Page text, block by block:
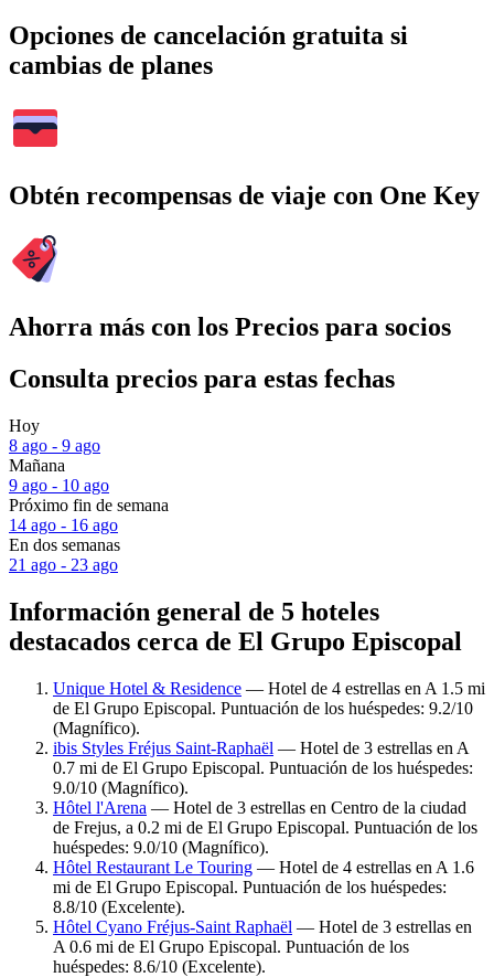
Opciones de cancelación gratuita si
cambias de planes
Obtén recompensas de viaje con One Key
Ahorra más con los Precios para socios
Consulta precios para estas fechas
Hoy
8 ago - 9 ago
Mañana
9 ago - 10 ago
Próximo fin de semana
14 ago - 16 ago
En dos semanas
21 ago - 23 ago
Información general de 5 hoteles
destacados cerca de El Grupo Episcopal
Unique Hotel & Residence — Hotel de 4 estrellas en A 1.5 mi
de El Grupo Episcopal. Puntuación de los huéspedes: 9.2/10
(Magnífico).
ibis Styles Fréjus Saint-Raphaël — Hotel de 3 estrellas en A
0.7 mi de El Grupo Episcopal. Puntuación de los huéspedes:
9.0/10 (Magnífico).
Hôtel l'Arena — Hotel de 3 estrellas en Centro de la ciudad
de Frejus, a 0.2 mi de El Grupo Episcopal. Puntuación de los
huéspedes: 9.0/10 (Magnífico).
Hôtel Restaurant Le Touring — Hotel de 4 estrellas en A 1.6
mi de El Grupo Episcopal. Puntuación de los huéspedes:
8.8/10 (Excelente).
Hôtel Cyano Fréjus-Saint Raphaël — Hotel de 3 estrellas en
A 0.6 mi de El Grupo Episcopal. Puntuación de los
huéspedes: 8.6/10 (Excelente).